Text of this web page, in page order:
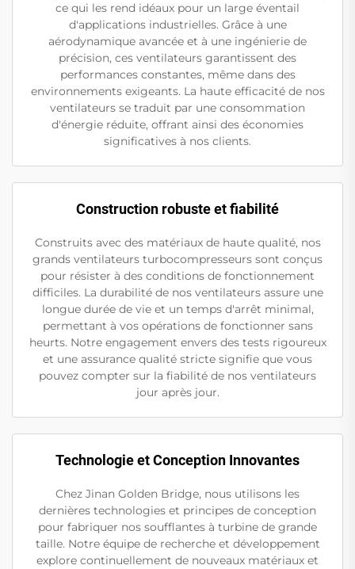
ce qui les rend idéaux pour un large éventail
d'applications industrielles. Grâce à une
aérodynamique avancée et à une ingénierie de
précision, ces ventilateurs garantissent des
performances constantes, même dans des
environnements exigeants. La haute efficacité de nos
ventilateurs se traduit par une consommation
d'énergie réduite, offrant ainsi des économies
significatives à nos clients.
Construction robuste et fiabilité
Construits avec des matériaux de haute qualité, nos
grands ventilateurs turbocompresseurs sont conçus
pour résister à des conditions de fonctionnement
difficiles. La durabilité de nos ventilateurs assure une
longue durée de vie et un temps d'arrêt minimal,
permettant à vos opérations de fonctionner sans
heurts. Notre engagement envers des tests rigoureux
et une assurance qualité stricte signifie que vous
pouvez compter sur la fiabilité de nos ventilateurs
jour après jour.
Technologie et Conception Innovantes
Chez Jinan Golden Bridge, nous utilisons les
dernières technologies et principes de conception
pour fabriquer nos soufflantes à turbine de grande
taille. Notre équipe de recherche et développement
explore continuellement de nouveaux matériaux et